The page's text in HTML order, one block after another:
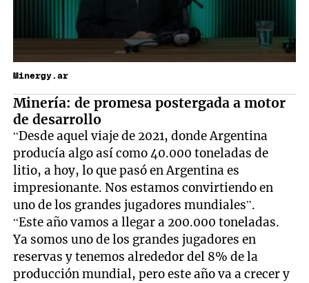
Minergy.ar
Minería: de promesa postergada a motor
de desarrollo
“Desde aquel viaje de 2021, donde Argentina
producía algo así como 40.000 toneladas de
litio, a hoy, lo que pasó en Argentina es
impresionante. Nos estamos convirtiendo en
uno de los grandes jugadores mundiales”.
“Este año vamos a llegar a 200.000 toneladas.
Ya somos uno de los grandes jugadores en
reservas y tenemos alrededor del 8% de la
producción mundial, pero este año va a crecer y